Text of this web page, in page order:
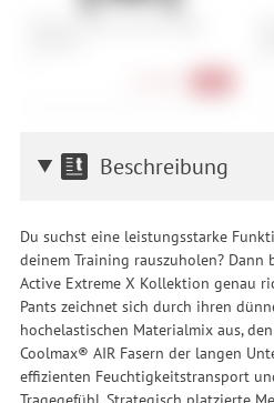
Beschreibung
Du suchst eine leistungsstarke
deinem Training rauszuholen? Dann
Active Extreme X Kollektion genau
Pants zeichnet sich durch ihren
hochelastischen Materialmix aus,
Coolmax® AIR Fasern der langen
effizienten Feuchtigkeitstransport